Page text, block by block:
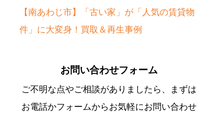
【南あわじ市】「古い家」が「人気の賃貸物
件」に大変身！買取＆再生事例
お問い合わせフォーム
ご不明な点やご相談がありましたら、まずは
お電話かフォームからお気軽にお問い合わせ